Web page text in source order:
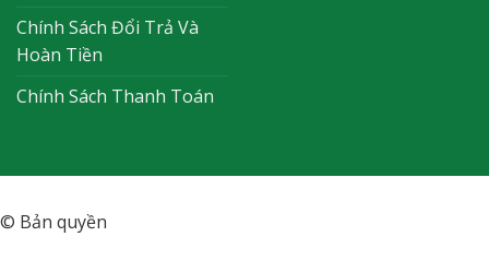
Chính Sách Đổi Trả Và
Hoàn Tiền
Chính Sách Thanh Toán
© Bản quyền